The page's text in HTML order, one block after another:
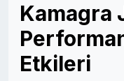
Kamagra
Etkileri